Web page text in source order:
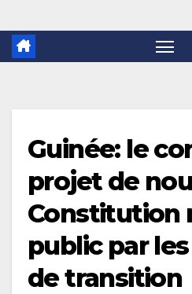
Guinée: le
projet de
Constitution
public par
de transition